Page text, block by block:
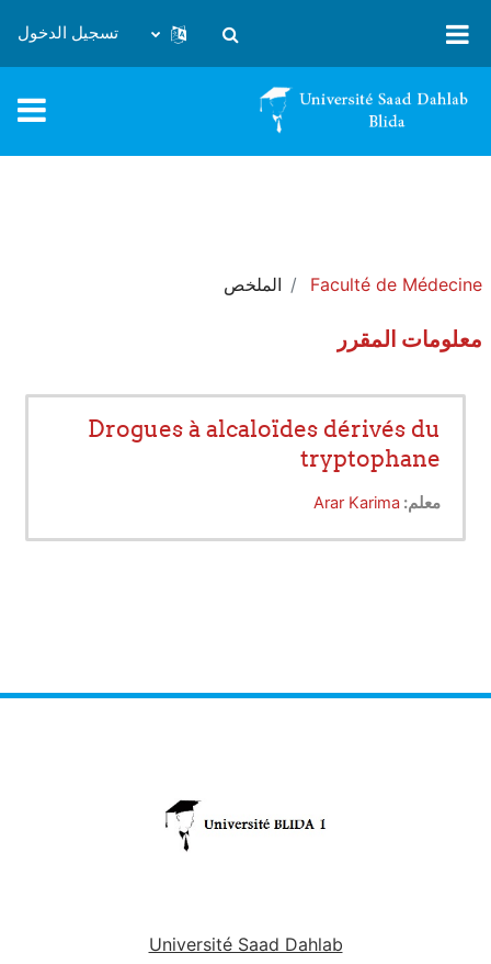
تبديل إدخال البحث
تسجيل الدخول
Faculté de Médecine الملخص
معلومات المقرر
Drogues à alcaloïdes dérivés du
tryptophane
معلم: Arar Karima
Université Saad Dahlab